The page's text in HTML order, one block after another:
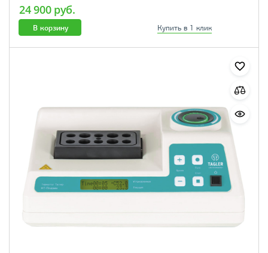
24 900 руб.
В корзину Купить в 1 клик